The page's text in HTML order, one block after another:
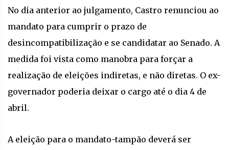
No dia anterior ao julgamento, Castro renunciou ao
mandato para cumprir o prazo de
desincompatibilização e se candidatar ao Senado. A
medida foi vista como manobra para forçar a
realização de eleições indiretas, e não diretas. O ex-
governador poderia deixar o cargo até o dia 4 de
abril.
A eleição para o mandato-tampão deverá ser